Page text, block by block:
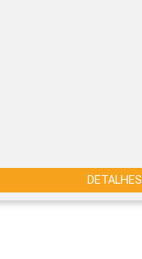
DETALHES